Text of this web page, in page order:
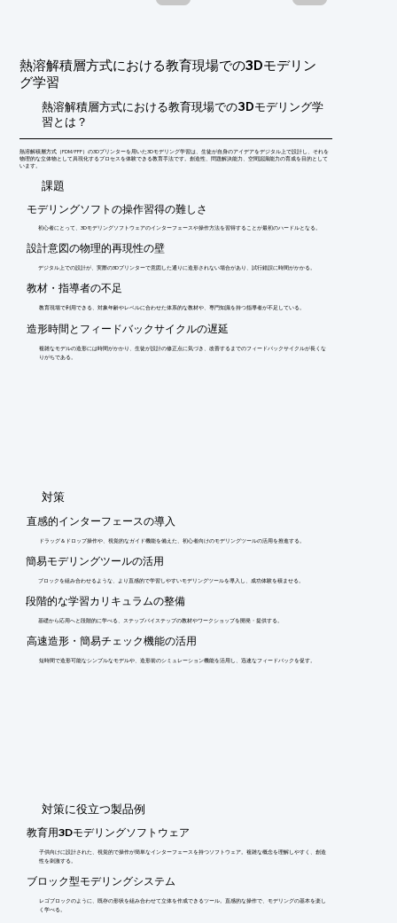
熱溶解積層方式における教育現場での3Dモデリン
グ学習
熱溶解積層方式における教育現場での3Dモデリング学
習とは？
熱溶解積層方式（FDM/FFF）の3Dプリンターを用いた3Dモデリング学習は、生徒が自身のアイデアをデジタル上で設計し、それを
物理的な立体物として具現化するプロセスを体験できる教育手法です。創造性、問題解決能力、空間認識能力の育成を目的として
います。
​課題
モデリングソフトの操作習得の難しさ
初心者にとって、3Dモデリングソフトウェアのインターフェースや操作方法を習得することが最初のハードルとなる。
設計意図の物理的再現性の壁
デジタル上での設計が、実際の3Dプリンターで意図した通りに造形されない場合があり、試行錯誤に時間がかかる。
教材・指導者の不足
教育現場で利用できる、対象年齢やレベルに合わせた体系的な教材や、専門知識を持つ指導者が不足している。
造形時間とフィードバックサイクルの遅延
複雑なモデルの造形には時間がかかり、生徒が設計の修正点に気づき、改善するまでのフィードバックサイクルが長くな
りがちである。
​対策
直感的インターフェースの導入
ドラッグ＆ドロップ操作や、視覚的なガイド機能を備えた、初心者向けのモデリングツールの活用を推進する。
簡易モデリングツールの活用
ブロックを組み合わせるような、より直感的で学習しやすいモデリングツールを導入し、成功体験を積ませる。
段階的な学習カリキュラムの整備
基礎から応用へと段階的に学べる、ステップバイステップの教材やワークショップを開発・提供する。
高速造形・簡易チェック機能の活用
短時間で造形可能なシンプルなモデルや、造形前のシミュレーション機能を活用し、迅速なフィードバックを促す。
​対策に役立つ製品例
教育用3Dモデリングソフトウェア
子供向けに設計された、視覚的で操作が簡単なインターフェースを持つソフトウェア。複雑な概念を理解しやすく、創造
性を刺激する。
ブロック型モデリングシステム
レゴブロックのように、既存の形状を組み合わせて立体を作成できるツール。直感的な操作で、モデリングの基本を楽し
く学べる。